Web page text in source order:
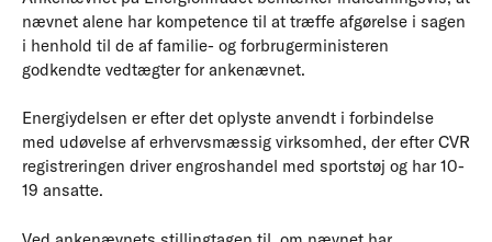
nævnet alene har kompetence til at træffe afgørelse i sagen
i henhold til de af familie- og forbrugerministeren
godkendte vedtægter for ankenævnet.
Energiydelsen er efter det oplyste anvendt i forbindelse
med udøvelse af erhvervsmæssig virksomhed, der efter CVR
registreringen driver engroshandel med sportstøj og har 10-
19 ansatte.